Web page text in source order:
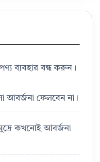
ব্যবহার বন্ধ করুন।
আবর্জনা ফেলবেন না।
কখনোই আবর্জনা